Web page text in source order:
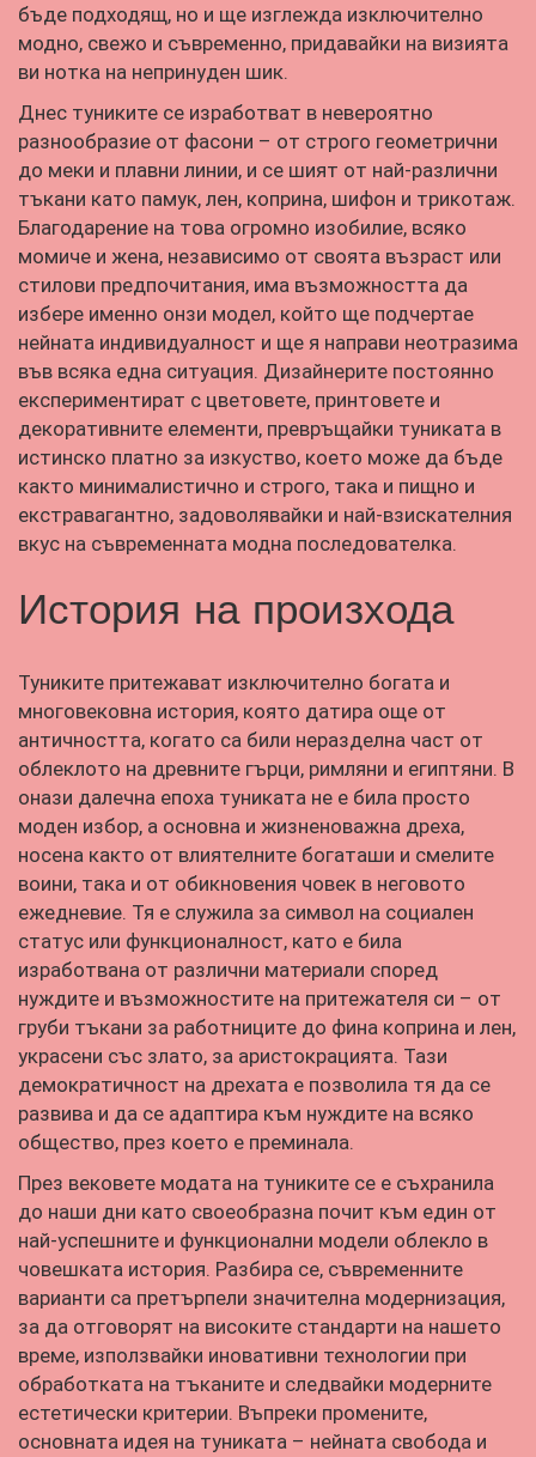
бъде подходящ, но и ще изглежда изключително
модно, свежо и съвременно, придавайки на визията
ви нотка на непринуден шик.
Днес туниките се изработват в невероятно
разнообразие от фасони – от строго геометрични
до меки и плавни линии, и се шият от най-различни
тъкани като памук, лен, коприна, шифон и трикотаж.
Благодарение на това огромно изобилие, всяко
момиче и жена, независимо от своята възраст или
стилови предпочитания, има възможността да
избере именно онзи модел, който ще подчертае
нейната индивидуалност и ще я направи неотразима
във всяка една ситуация. Дизайнерите постоянно
експериментират с цветовете, принтовете и
декоративните елементи, превръщайки туниката в
истинско платно за изкуство, което може да бъде
както минималистично и строго, така и пищно и
екстравагантно, задоволявайки и най-взискателния
вкус на съвременната модна последователка.
История на произхода
Туниките притежават изключително богата и
многовековна история, която датира още от
античността, когато са били неразделна част от
облеклото на древните гърци, римляни и египтяни. В
онази далечна епоха туниката не е била просто
моден избор, а основна и жизненоважна дреха,
носена както от влиятелните богаташи и смелите
воини, така и от обикновения човек в неговото
ежедневие. Тя е служила за символ на социален
статус или функционалност, като е била
изработвана от различни материали според
нуждите и възможностите на притежателя си – от
груби тъкани за работниците до фина коприна и лен,
украсени със злато, за аристокрацията. Тази
демократичност на дрехата е позволила тя да се
развива и да се адаптира към нуждите на всяко
общество, през което е преминала.
През вековете модата на туниките се е съхранила
до наши дни като своеобразна почит към един от
най-успешните и функционални модели облекло в
човешката история. Разбира се, съвременните
варианти са претърпели значителна модернизация,
за да отговорят на високите стандарти на нашето
време, използвайки иновативни технологии при
обработката на тъканите и следвайки модерните
естетически критерии. Въпреки промените,
основната идея на туниката – нейната свобода и